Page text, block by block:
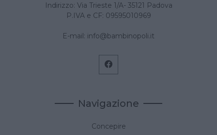
Indirizzo: Via Trieste 1/A- 35121 Padova
P.IVA e CF: 09595010969
E-mail: info@bambinopoli.it
Navigazione
Concepire